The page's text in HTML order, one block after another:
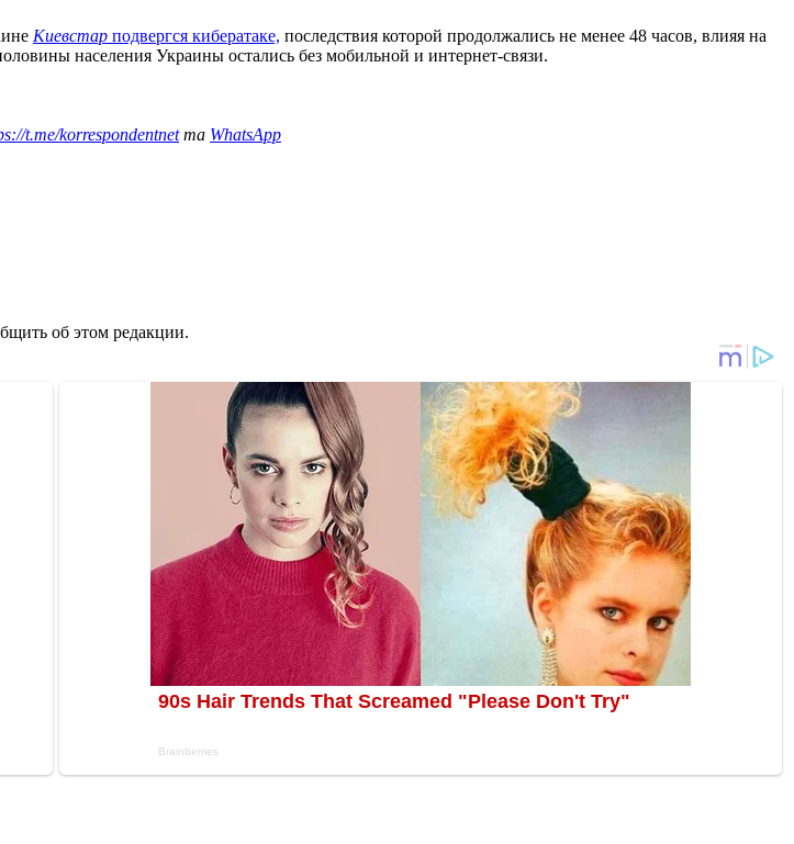
Киевстар подвергся кибератаке, последствия которой продолжались не менее 48 часов, влияя на
населения Украины остались без мобильной и интернет-связи.
t.me/korrespondentnetта WhatsApp
об этом редакции.